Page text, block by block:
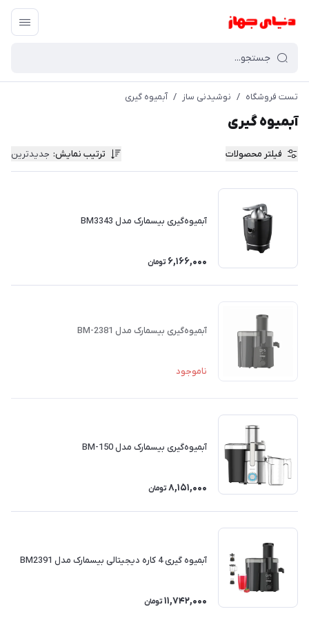
تست فروشگاه / نوشیدنی ساز / آبمیوه گیری
آبمیوه گیری
فیلتر محصولات ترتیب نمایش: جدیدترین
آبمیوه‌گیری بیسمارک مدل BM3343
6,166,000 تومان
آبمیوه‌گیری بیسمارک مدل BM-2381
ناموجود
آبمیوه‌گیری بیسمارک مدل BM-150
8,151,000 تومان
آبمیوه گیری 4 کاره دیجیتالی بیسمارک مدل BM2391
11,742,000 تومان